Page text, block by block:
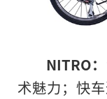
NITRO：
术魅力；快